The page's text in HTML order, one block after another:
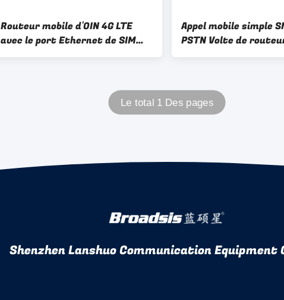
Routeur mobile d'OIN 4G LTE
avec le port Ethernet de SIM
Card Slot RJ11
Appel mobile simple
PSTN Volte de
WIFI de SIM 4G LTE
Le total 1 Des pages
Shenzhen Lanshuo Communication Equipment